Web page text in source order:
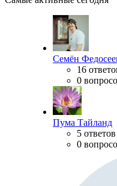
Семён
16
0
Пума Тайланд
5 ответов
0